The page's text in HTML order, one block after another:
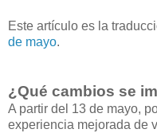
Este artículo es la
de mayo.
¿Qué cambios se
A partir del 13 de mayo,
experiencia mejorada de